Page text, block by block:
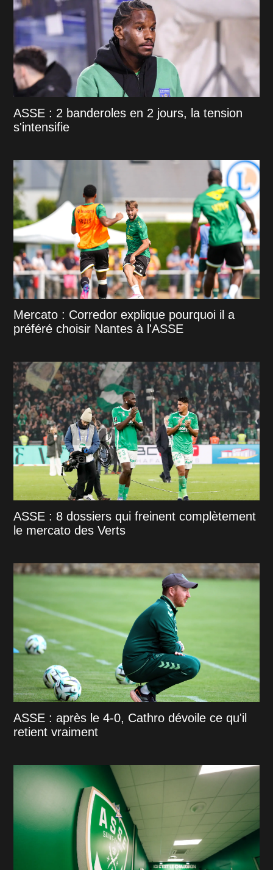
ASSE : 2 banderoles en 2 jours, la tension
s'intensifie
Mercato : Corredor explique pourquoi il a
préféré choisir Nantes à l'ASSE
ASSE : 8 dossiers qui freinent complètement
le mercato des Verts
ASSE : après le 4-0, Cathro dévoile ce qu'il
retient vraiment